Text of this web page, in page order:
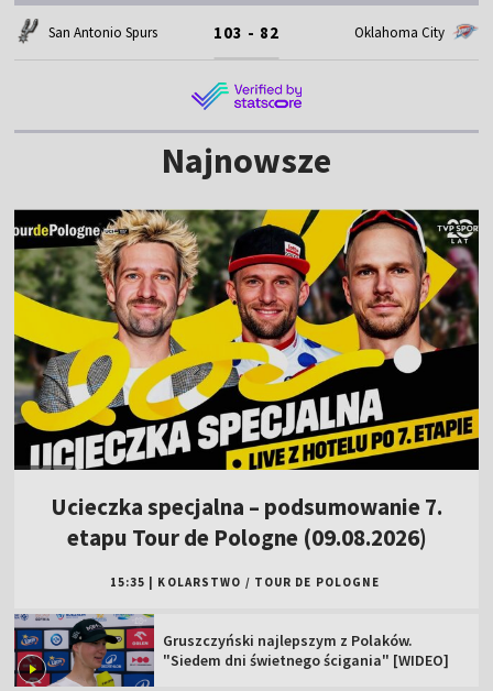
San Antonio Spurs 103 - 82 Oklahoma City
Najnowsze
Ucieczka specjalna – podsumowanie 7.
etapu Tour de Pologne (09.08.2026)
15:35 KOLARSTWO / TOUR DE POLOGNE
Gruszczyński najlepszym z Polaków.
"Siedem dni świetnego ścigania" [WIDEO]